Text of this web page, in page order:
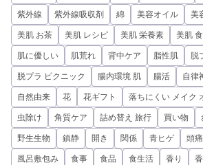
紫外線 紫外線吸収剤 綿 美容オイル 美
美肌 お茶 美肌 レシピ 美肌 栄養素 美肌
肌に優しい 肌荒れ 背中ケア 脂性肌 脱
脱プラ ピクニック 腸内環境 肌 腸活 自律
自然由来 花 花ギフト 落ちにくい メイク
虫除け 角質ケア 詰め替え 旅行 買い物
野生生物 鎮静 開き 関係 青ヒゲ 頭痛
風呂敷包み 食事 食品 食生活 香り